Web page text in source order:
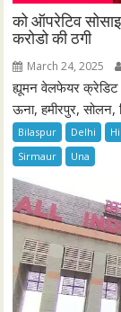
को ऑपरेटिव
करोडो की ठगी
March 24, 2025
ह्यूमन वेलफेयर क्रेडिट
ऊना, हमीरपुर, सोलन,
Bilaspur Delhi
Sirmaur
Una